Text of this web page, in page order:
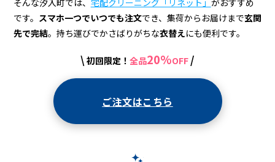
ー
そんな汐入町では、 宅配クリーニング「リネット」 がおすすめ
です。 スマホ一つでいつでも注文でき、集荷からお届けまで玄関
先で完結。持ち運びでかさばりがちな衣替えにも便利です。
\ 初回限定！ 全品20%OFF /
ご注文はこちら